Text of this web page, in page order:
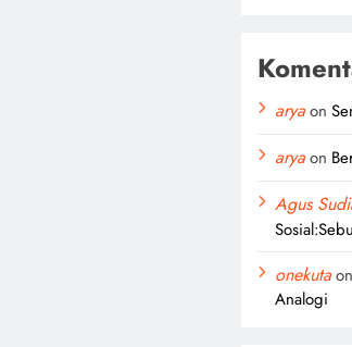
aryaon
aryaon
Agus
onekutaon
Analogi